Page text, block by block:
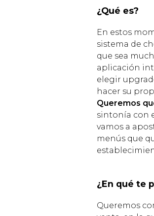
¿Qué es?
En estos
sistema de
que sea
aplicación
elegir
hacer su
Queremos
sintonía con
vamos a
menús que
¿En qué te
Queremos